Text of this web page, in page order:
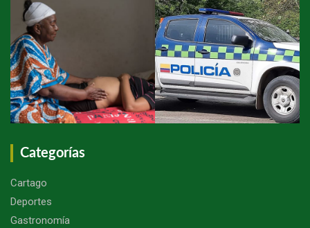
Categorías
Cartago
Deportes
Gastronomía